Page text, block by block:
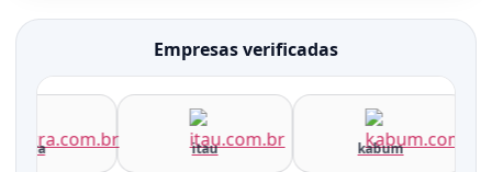
Empresas verificadas
terra itau kabum